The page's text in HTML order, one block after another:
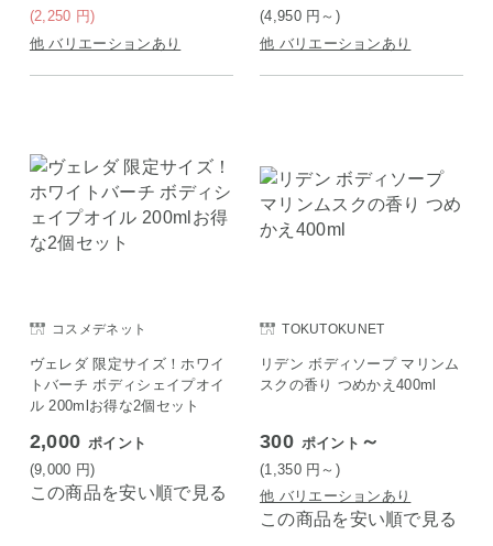
(2,250 円)
他 バリエーションあり
(4,950 円 ～)
他 バリエーションあり
コスメデネット
ヴェレダ 限定サイズ！ホワイ
トバーチ ボディシェイプオイ
ル 200mlお得な2個セット
2,000 ポイント
(9,000 円)
この商品を安い順で見る
TOKUTOKUNET
リデン ボディソープ マリンム
スクの香り つめかえ400ml
300 ポイント ～
(1,350 円 ～)
他 バリエーションあり
この商品を安い順で見る